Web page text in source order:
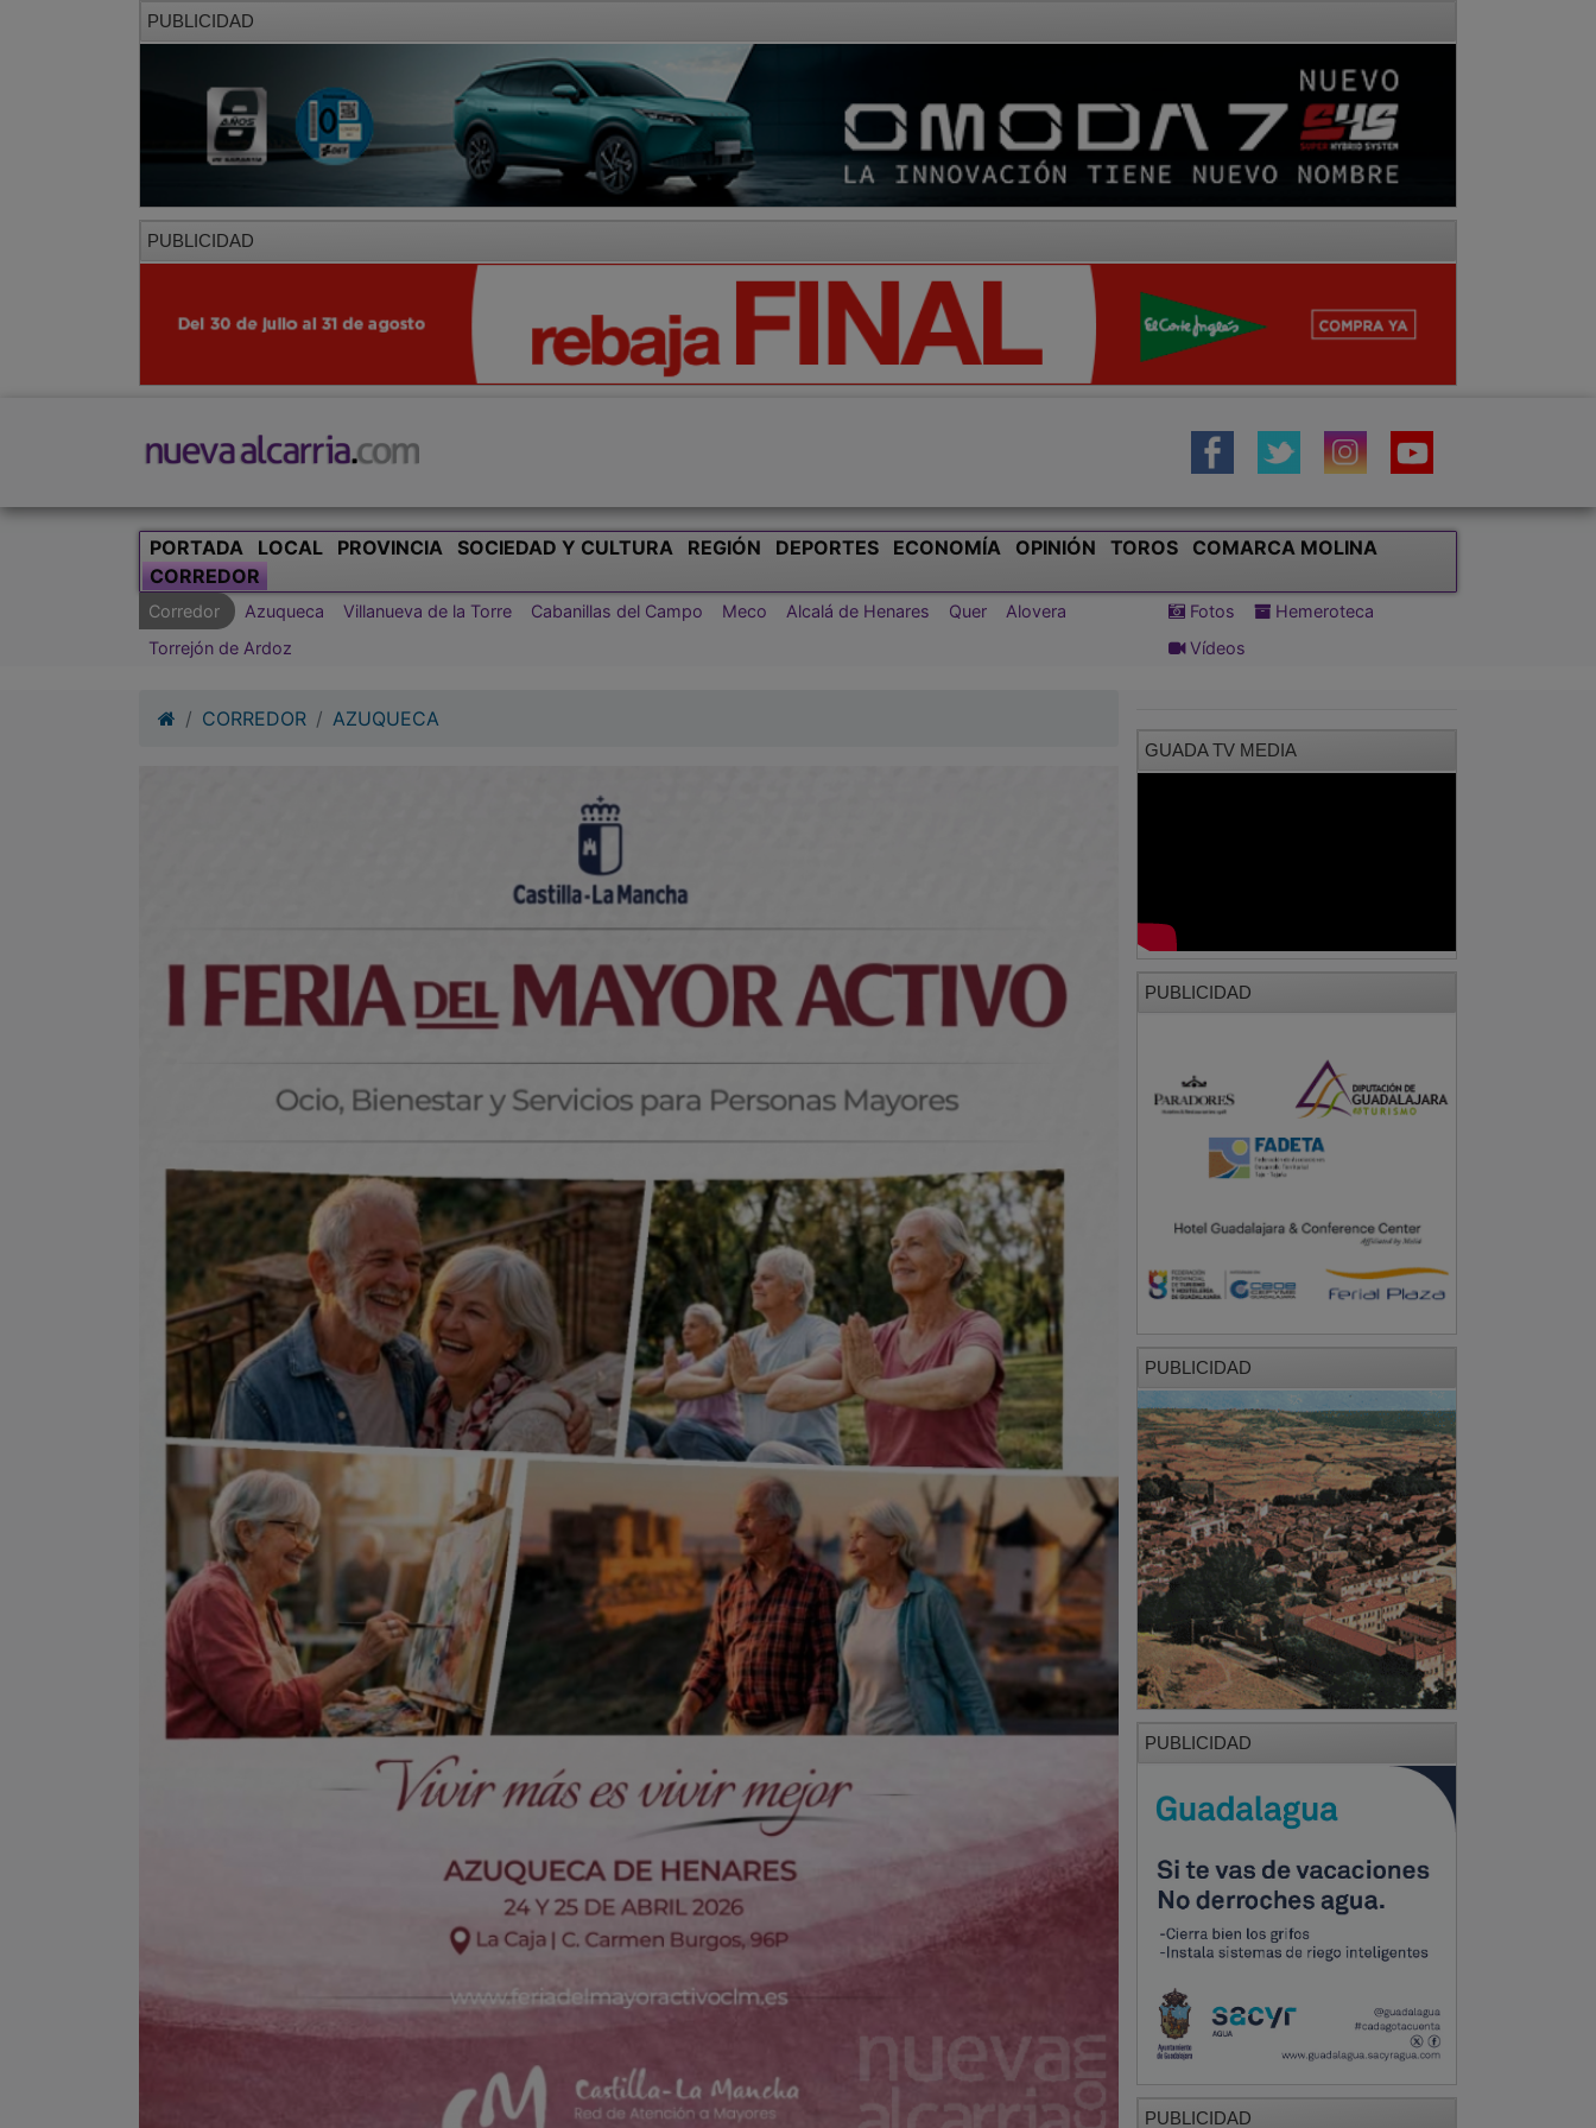
PUBLICIDAD
PUBLICIDAD
PORTADA LOCAL PROVINCIA SOCIEDAD Y CULTURA REGIÓN DEPORTES ECONOMÍA OPINIÓN TOROS
COMARCA MOLINA
CORREDOR
Corredor Azuqueca Villanueva de la Torre Cabanillas del Campo Meco Alcalá de Henares Quer
Alovera
Torrejón de Ardoz
Fotos
Hemeroteca
Vídeos
CORREDOR AZUQUECA
GUADA TV MEDIA
PUBLICIDAD
PUBLICIDAD
PUBLICIDAD
PUBLICIDAD